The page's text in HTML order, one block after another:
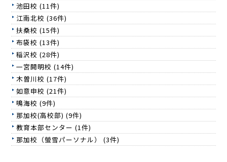
池田校 (11件)
江南北校 (36件)
扶桑校 (15件)
布袋校 (13件)
稲沢校 (28件)
一宮開明校 (14件)
木曽川校 (17件)
如意申校 (21件)
鳴海校 (9件)
那加校(高校部) (9件)
教育本部センター (1件)
那加校（螢雪パーソナル） (3件)